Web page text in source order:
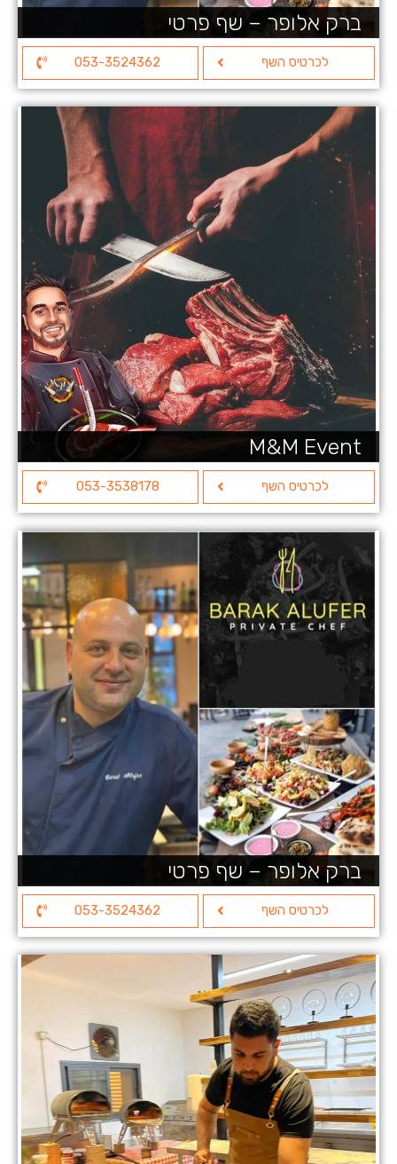
ברק אלופר – שף פרטי
לכרטיס השף 053-3524362
M&M Event
לכרטיס השף 053-3538178
ברק אלופר – שף פרטי
לכרטיס השף 053-3524362